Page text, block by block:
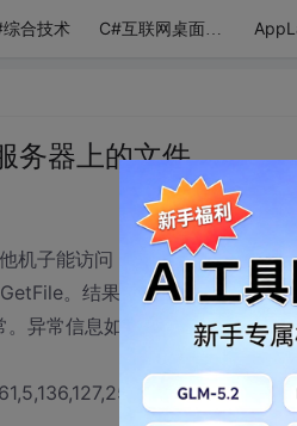
综合技术 C#互联网桌面应用
务器上的文件
机子能访问，使用ftp工具（或
。结果这个程序在ftp服务
。异常信息如下：200 Type set